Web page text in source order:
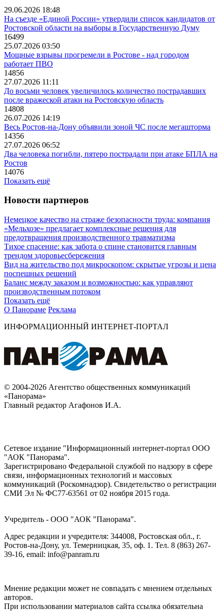
29.06.2026 18:48
На съезде «Единой России» утвердили список кандидатов от
Ростовской области на выборы в Государственную Думу
16499
25.07.2026 03:50
Мощные взрывы прогремели в Ростове - над городом
работает ПВО
14856
27.07.2026 11:11
До восьми человек увеличилось количество пострадавших
после вражеской атаки на Ростовскую область
14808
26.07.2026 14:19
Весь Ростов-на-Дону объявили зоной ЧС после мегашторма
14356
27.07.2026 06:52
Два человека погибли, пятеро пострадали при атаке БПЛА на
Ростов
14076
Показать ещё
Новости партнеров
Немецкое качество на страже безопасности труда: компания
«Мельхозе» предлагает комплексные решения для
предотвращения производственного травматизма
Тихое спасение: как забота о спине становится главным
трендом здоровьесбережения
Вид на жительство под микроскопом: скрытые угрозы и цена
поспешных решений
Баланс между заказом и возможностью: как управляют
производственным потоком
Показать ещё
О Панораме Реклама
ИНФОРМАЦИОННЫЙ ИНТЕРНЕТ-ПОРТАЛ
© 2004-2026 Агентство общественных коммуникаций
«Панорама»
Главный редактор Агафонов И.А.
Сетевое издание "Информационный интернет-портал ООО
"АОК "Панорама".
Зарегистрировано Федеральной службой по надзору в сфере
связи, информационных технологий и массовых
коммуникаций (Роскомнадзор). Cвидетельство о регистрации
СМИ Эл № ФС77-63561 от 02 ноября 2015 года.
Учредитель - ООО "АОК "Панорама".
Адрес редакции и учредителя: 344008, Ростовская обл., г.
Ростов-на-Дону, ул. Темерницкая, 35, оф. 1. Тел. 8 (863) 267-
39-16, email: info@panram.ru
Мнение редакции может не совпадать с мнением отдельных
авторов.
При использовании материалов сайта ссылка обязательна